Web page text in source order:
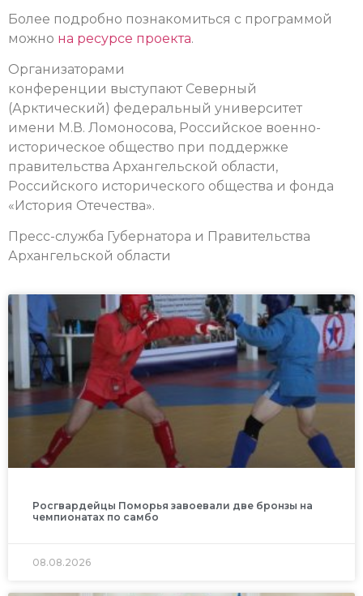
Более подробно познакомиться с программой
можно на ресурсе проекта.
Организаторами
конференции выступают Северный
(Арктический) федеральный университет
имени М.В. Ломоносова, Российское военно-
историческое общество при поддержке
правительства Архангельской области,
Российского исторического общества и фонда
«История Отечества».
Пресс-служба Губернатора и Правительства
Архангельской области
Росгвардейцы Поморья завоевали две бронзы на
чемпионатах по самбо
08.08.2026